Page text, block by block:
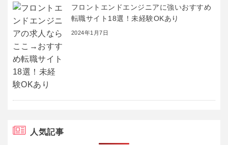
フロントエンドエンジニアに強いおすすめ
転職サイト18選！未経験OKあり
2024年1月7日
人気記事